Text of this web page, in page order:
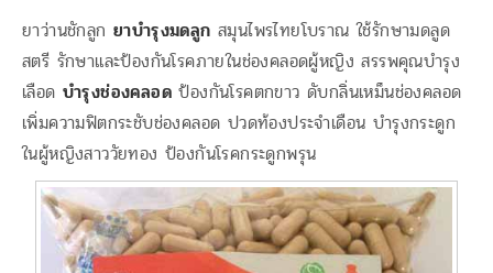
ยาว่านชักลูก ยาบำรุงมดลูก สมุนไพรไทยโบราณ ใช้รักษามดลูด
สตรี รักษาและป้องกันโรคภายในช่องคลอดผู้หญิง สรรพคุณบำรุง
เลือด บำรุงช่องคลอด ป้องกันโรคตกขาว ดับกลิ่นเหม็นช่องคลอด
เพิ่มความฟิตกระชับช่องคลอด ปวดท้องประจำเดือน บำรุงกระดูก
ในผู้หญิงสาววัยทอง ป้องกันโรคกระดูกพรุน